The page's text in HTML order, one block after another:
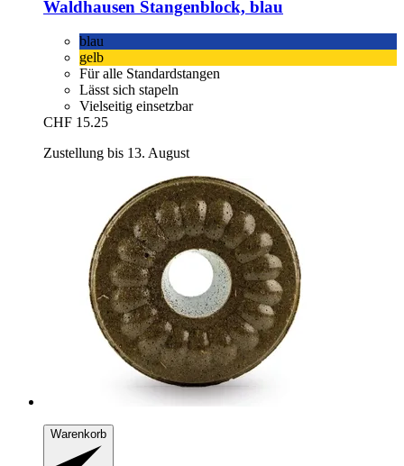
Waldhausen Stangenblock, blau
blau
gelb
Für alle Standardstangen
Lässt sich stapeln
Vielseitig einsetzbar
CHF 15.25
Zustellung bis 13. August
Warenkorb